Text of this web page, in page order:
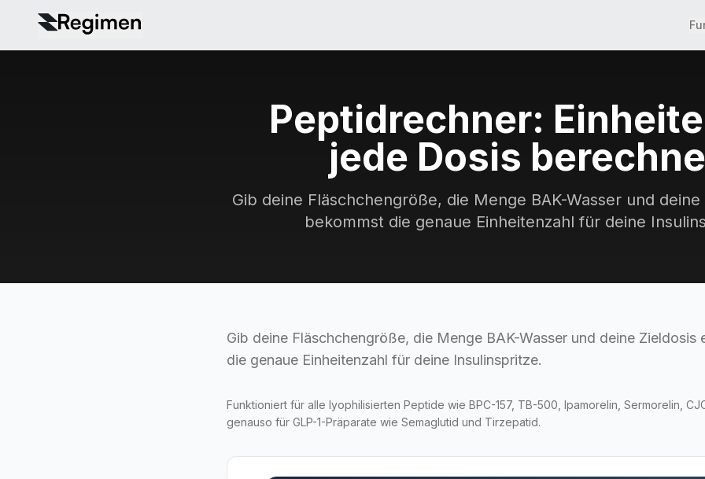
Peptidrechner:
jede Dosis
Gib deine Fläschchengröße, die Menge BAK-Wasser und deine
bekommst die genaue Einheitenzahl für deine
Gib deine Fläschchengröße, die Menge BAK-Wasser und deine Zieldosis
die genaue Einheitenzahl für deine Insulinspritze.
Funktioniert für alle lyophilisierten Peptide wie BPC-157, TB-500, Ipamorelin, Sermorelin,
genauso für GLP-1-Präparate wie Semaglutid und Tirzepatid.